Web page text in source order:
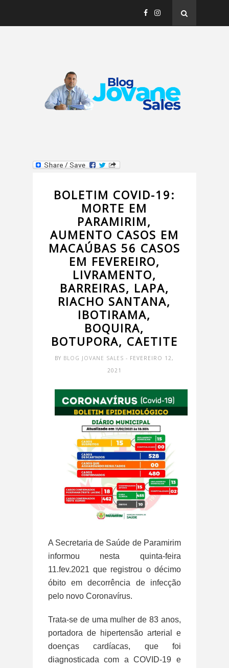
BOLETIM COVID-19:
MORTE EM
PARAMIRIM,
AUMENTO CASOS EM
MACAÚBAS 56 CASOS
EM FEVEREIRO,
LIVRAMENTO,
BARREIRAS, LAPA,
RIACHO SANTANA,
IBOTIRAMA,
BOQUIRA,
BOTUPORA, CAETITE
BY BLOG JOVANE SALES- FEVEREIRO 12,
2021
A Secretaria de Saúde de Paramirim
informou nesta quinta-feira
11.fev.2021 que registrou o décimo
óbito em decorrência de infecção
pelo novo Coronavírus.
Trata-se de uma mulher de 83 anos,
portadora de hipertensão arterial e
doenças cardíacas, que foi
diagnosticada com a COVID-19 e